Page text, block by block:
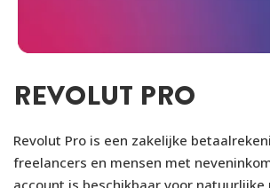
REVOLUT PRO
Revolut Pro is een zakelijke
freelancers en mensen met
account is beschikbaar voor natuurlijke